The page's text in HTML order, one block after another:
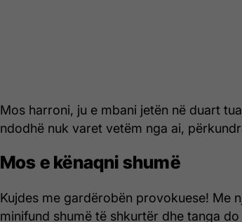
Mos harroni, ju e mbani jetën në duart
ndodhë nuk varet vetëm nga ai,
Mos e kënaqni shumë
Kujdes me gardërobën provokuese! Me
minifund shumë të shkurtër dhe tanga